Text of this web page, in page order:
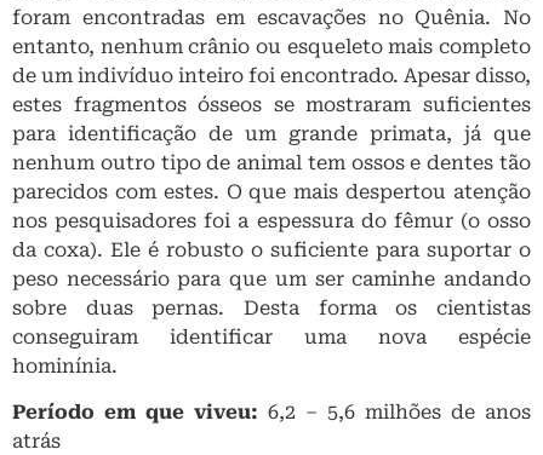
foram encontradas em escavações no Quênia. No
entanto, nenhum crânio ou esqueleto mais completo
de um indivíduo inteiro foi encontrado. Apesar disso,
estes fragmentos ósseos se mostraram suficientes
para identificação de um grande primata, já que
nenhum outro tipo de animal tem ossos e dentes tão
parecidos com estes. O que mais despertou atenção
nos pesquisadores foi a espessura do fêmur (o osso
da coxa). Ele é robusto o suficiente para suportar o
peso necessário para que um ser caminhe andando
sobre duas pernas. Desta forma os cientistas
conseguiram identificar uma nova espécie
hominínia.
Período em que viveu: 6,2 – 5,6 milhões de anos
atrás